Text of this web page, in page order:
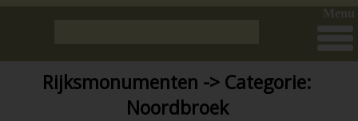
Menu
Rijksmonumenten -> Categorie:
Noordbroek